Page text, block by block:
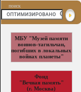
поиск
МБУ "Музей памяти
воинов-тагильчан,
погибших в локальных
войнах планеты"
Фонд
"Вечная память"
(г. Москва)